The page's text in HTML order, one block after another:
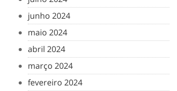
junho 2024
maio 2024
abril 2024
março 2024
fevereiro 2024